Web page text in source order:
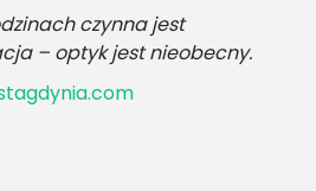
czynna jest
– optyk jest nieobecny.